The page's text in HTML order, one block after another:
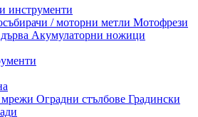
инструменти
/ моторни метли Мотофрези
Акумулаторни ножици
Оградни стълбове Градински